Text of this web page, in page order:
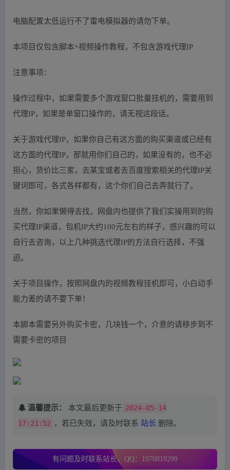
电脑配置太低运行不了雷电模拟器的请勿下单。
本项目仅包含脚本+视频操作教程，不包含游戏代理IP
注意事项：
操作过程中，如果需要多个游戏窗口批量挂机的，需要用到
代理IP，如果是单窗口操作的，请无视这段话。
关于游戏代理IP，如果你自己有这方面的购买渠道或已经有
这方面的代理IP，那就用你们自己的，如果没有的，也不必
担心，货价比三家，去某宝或者去百度搜索相关的代理IP关
键词即可，各式各样都有，这个你们自己去弄就行了。
当然，你如果懒得去找，网盘内也提供了我们实操用到的购
买代理IP渠道，包机IP大约100元左右的样子，感兴趣的可以
自行去咨询，以上几种挑选代理IP的方法自行选择，不强
迫。
关于项目操作，按照网盘内的视频教程挂机即可，小白动手
能力差的请不要下单！
本脚本需要另外购买卡密，几块钱一个，介意的请移步到不
需要卡密的项目
温馨提示： 本文最后更新于 2024-05-14
17:21:52
，若已失效，请及时联系 站长 删除。
有问题及时联系站长，QQ：1970819299